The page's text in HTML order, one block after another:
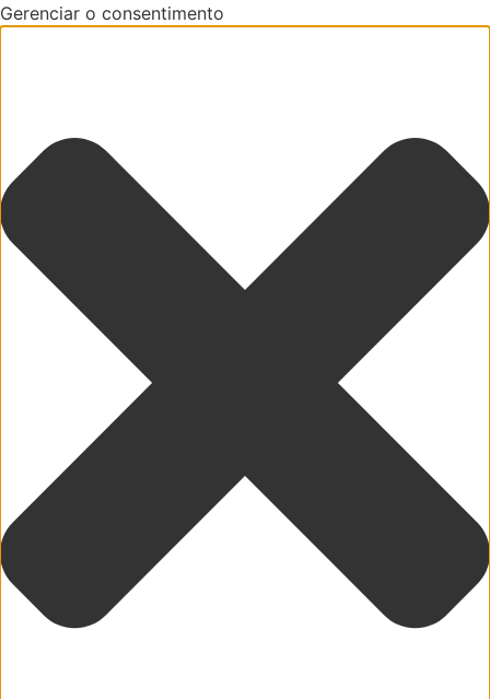
Gerenciar o consentimento